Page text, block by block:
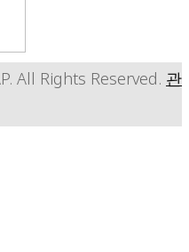
All Rights Reserved. 관